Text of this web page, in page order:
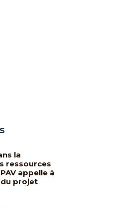
la
ressources
appelle à
projet